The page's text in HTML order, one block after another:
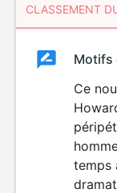
CLASSEMENT
Classement
Motifs
Ce
temps